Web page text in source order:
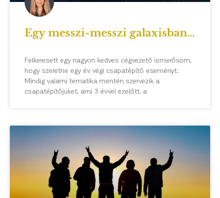
Egy messzi-messzi galaxisban…
Felkeresett egy nagyon kedves cégvezető ismerősöm,
hogy szeretne egy év végi csapatépítő eseményt.
Mindig valami tematika mentén szervezik a
csapatépítőjüket, ami 3 évvel ezelőtt, a